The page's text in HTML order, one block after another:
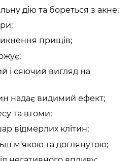
дію та бореться з акне;
прищів;
і сяючий вигляд на
надає видимий ефект;
та втоми;
відмерлих клітин;
м'якою та доглянутою;